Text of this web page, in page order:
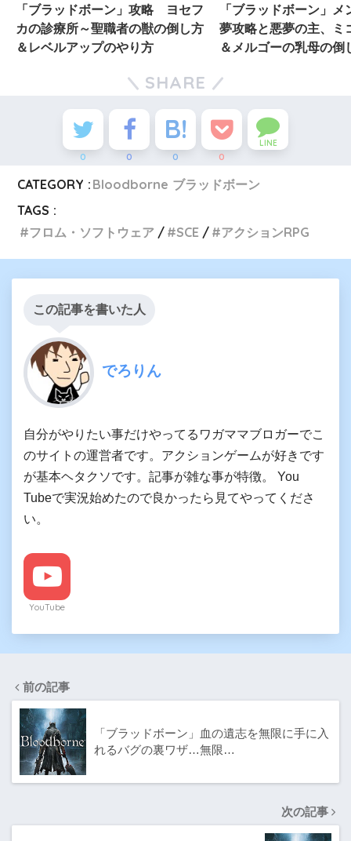
「ブラッドボーン」攻略 ヨセフ
カの診療所～聖職者の獣の倒し方
＆レベルアップのやり方
「ブラッドボーン」メ
夢攻略と悪夢の主、ミ
＆メルゴーの乳母の倒
SHARE
0 0 0 0
LINE
CATEGORY : Bloodborne ブラッドボーン
TAGS :
フロム・ソフトウェア
SCE アクションRPG
この記事を書いた人
でろりん
自分がやりたい事だけやってるワガママブロガーでこ
のサイトの運営者です。アクションゲームが好きです
が基本ヘタクソです。記事が雑な事が特徴。 You
Tubeで実況始めたので良かったら見てやってくださ
い。
YouTube
前の記事
「ブラッドボーン」血の遺志を無限に手に入
れるバグの裏ワザ…無限…
次の記事